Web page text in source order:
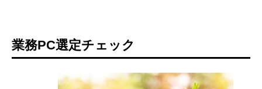
業務PC選定チェック